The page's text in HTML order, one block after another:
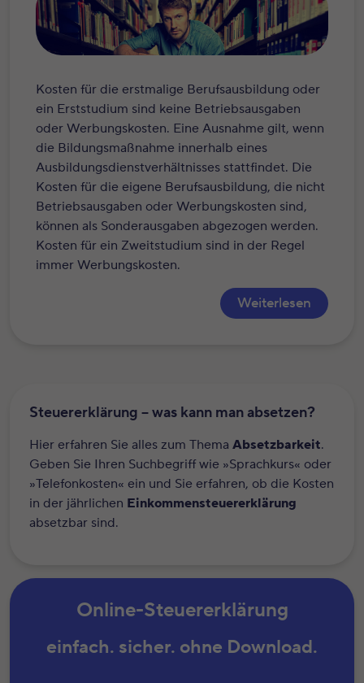
Kosten für die erstmalige ​​​​Berufsausbildung oder
ein Erststudium sind keine ​​​​Betriebsausgaben ​
oder Werbungskosten. Eine Ausnahme gilt, wenn
die Bildungsmaßnahme innerhalb eines
Ausbildungsdienstverhältnisses stattfindet. Die
Kosten für die eigene Berufsausbildung, die nicht
Betriebsausgaben oder Werbungskosten sind,
können als Sonderausgaben abgezogen werden.
Kosten für ein Zweitstudium sind in der Regel
immer Werbungskosten.
Weiterlesen
Steuererklärung – was kann man absetzen?
Hier erfahren Sie alles zum Thema Absetzbarkeit.
Geben Sie Ihren Suchbegriff wie »Sprachkurs« oder
»Telefonkosten« ein und Sie erfahren, ob die Kosten
in der jährlichen Einkommensteuererklärung
absetzbar sind.
Online-Steuererklärung
einfach. sicher. ohne Download.